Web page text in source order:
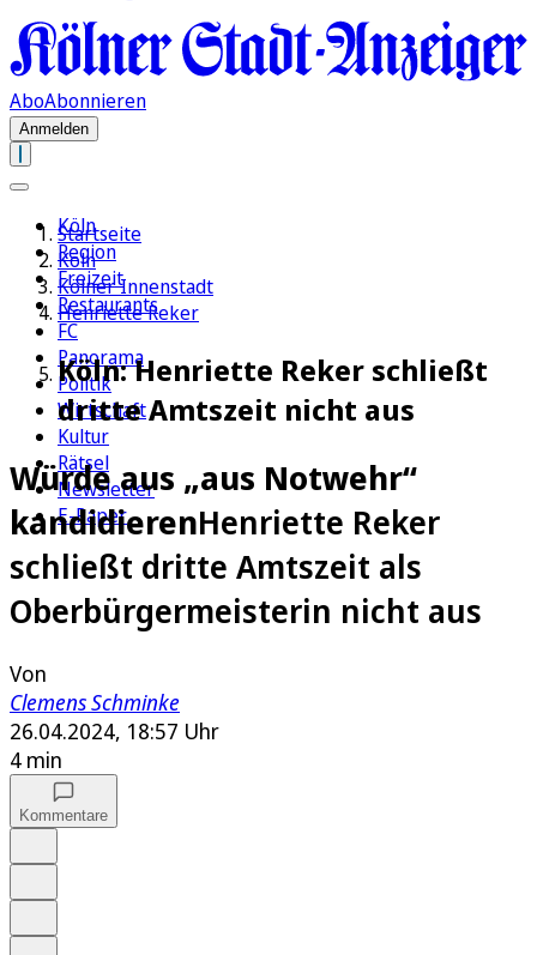
AboAbonnieren
Anmelden
Köln
Region
Freizeit
Restaurants
FC
Panorama
Politik
Wirtschaft
Kultur
Rätsel
Newsletter
E-Paper
Startseite
Köln
Kölner Innenstadt
Henriette Reker
Köln: Henriette Reker schließt
dritte Amtszeit nicht aus
Würde aus „aus Notwehr“
kandidierenHenriette Reker
schließt dritte Amtszeit als
Oberbürgermeisterin nicht aus
Von
Clemens Schminke
26.04.2024, 18:57 Uhr
4 min
Kommentare